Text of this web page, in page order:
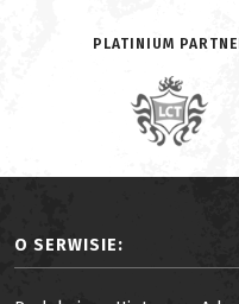
PLATINIUM
O SERWISIE: